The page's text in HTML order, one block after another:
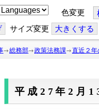
色変更
サイズ変更 大きくする
総務部 政策法務課 直近２年
平成27年2月